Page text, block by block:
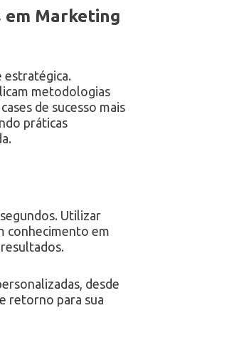
em Marketing
estratégica.
metodologias
de sucesso mais
práticas
Utilizar
conhecimento em
desde
retorno para sua